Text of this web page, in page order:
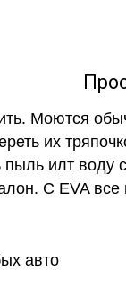
Моются
их
илт воду
С EVA все